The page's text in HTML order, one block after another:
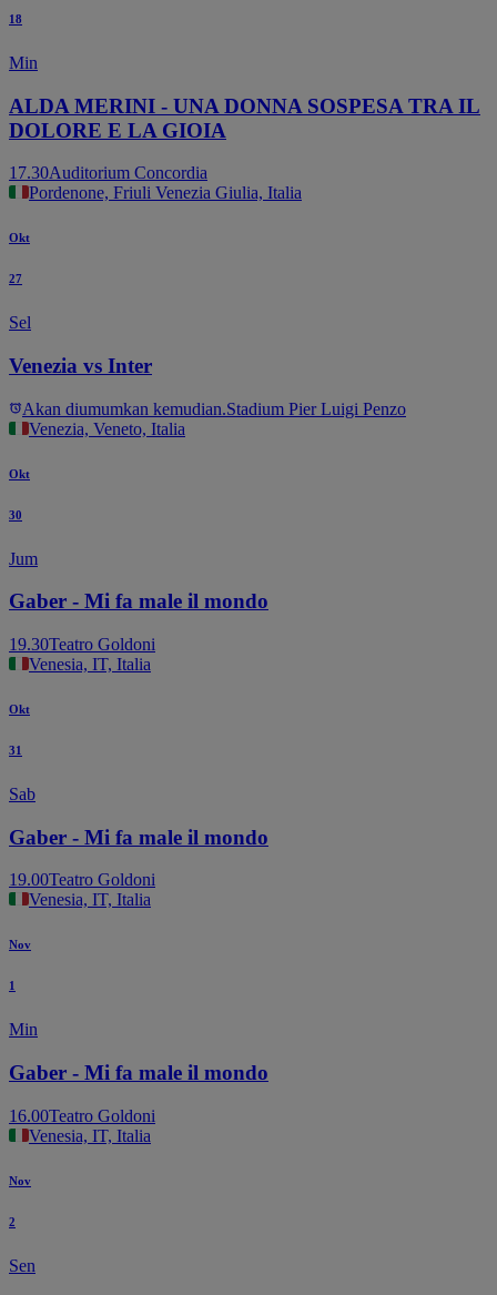
18
Min
ALDA MERINI - UNA DONNA SOSPESA TRA IL
DOLORE E LA GIOIA
17.30Auditorium Concordia
Pordenone, Friuli Venezia Giulia, Italia
Okt
27
Sel
Venezia vs Inter
Akan diumumkan kemudian.Stadium Pier Luigi Penzo
Venezia, Veneto, Italia
Okt
30
Jum
Gaber - Mi fa male il mondo
19.30Teatro Goldoni
Venesia, IT, Italia
Okt
31
Sab
Gaber - Mi fa male il mondo
19.00Teatro Goldoni
Venesia, IT, Italia
Nov
1
Min
Gaber - Mi fa male il mondo
16.00Teatro Goldoni
Venesia, IT, Italia
Nov
2
Sen